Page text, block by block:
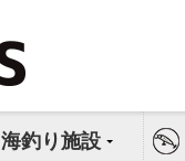
海釣り施設